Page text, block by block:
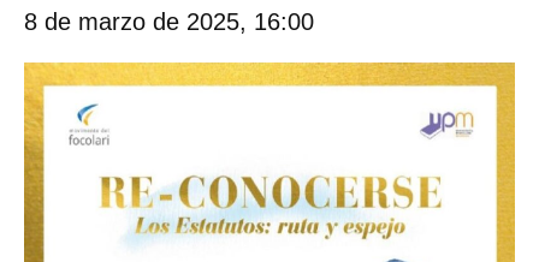
8 de marzo de 2025, 16:00